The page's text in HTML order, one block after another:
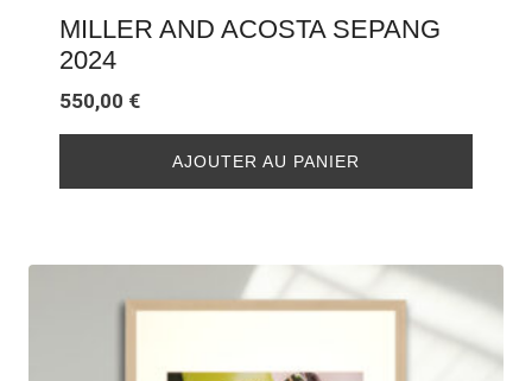
MILLER AND ACOSTA SEPANG
2024
550,00 €
AJOUTER AU PANIER